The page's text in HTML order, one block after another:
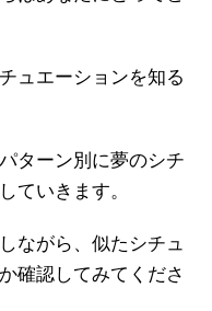
ュエーションを知る
ターン別に夢のシチ
ていきます。
ながら、似たシチュ
確認してみてくださ